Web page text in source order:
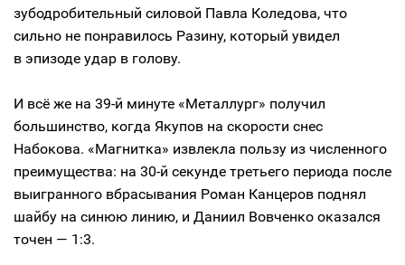
зубодробительный силовой Павла Коледова, что
сильно не понравилось Разину, который увидел
в эпизоде удар в голову.
И всё же на 39-й минуте «Металлург» получил
большинство, когда Якупов на скорости снес
Набокова. «Магнитка» извлекла пользу из численного
преимущества: на 30-й секунде третьего периода после
выигранного вбрасывания Роман Канцеров поднял
шайбу на синюю линию, и Даниил Вовченко оказался
точен — 1:3.